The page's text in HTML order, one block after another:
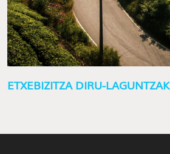
ETXEBIZITZA DIRU-LAGUNTZAK